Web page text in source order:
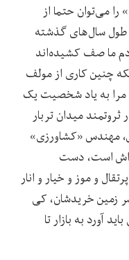
را می‌توان حتما از
طول سال‌های گذشته
ما صف کشیده‌اند
چنین کاری از مولف
به یاد شخصیت یک
میدان تربار
مهندس «کشاورزی»
است، دست
و موز و خیار و انار
زمین خریدشان، کی
آورد به بازار تا